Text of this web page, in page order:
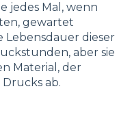
jedes Mal, wenn
gewartet
Lebensdauer dieser
aber sie
Material, der
ab.